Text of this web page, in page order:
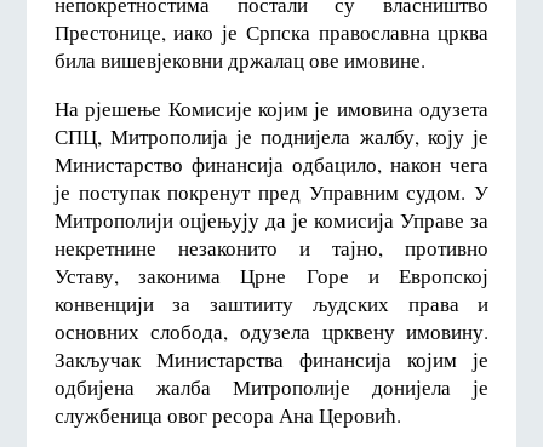
Престонице, иако је Српска православна црква
била вишевјековни држалац ове имовине.
На рјешење Комисије којим је имовина одузета
СПЦ, Митрополија је поднијела жалбу, коју је
Министарство финансија одбацило, након чега
је поступак покренут пред Управним судом. У
Митрополији оцјењују да је комисија Управе за
некретнине незаконито и тајно, противно
Уставу, законима Црне Горе и Европској
конвенцији за заштииту људских права и
основних слобода, одузела црквену имовину.
Закључак Министарства финансија којим је
одбијена жалба Митрополије донијела је
службеница овог ресора Ана Церовић.